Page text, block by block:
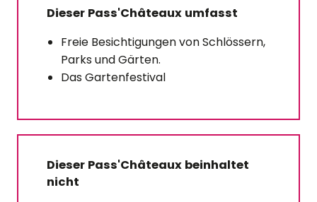
Dieser Pass'Châteaux umfasst
Freie Besichtigungen von Schlössern,
Parks und Gärten.
Das Gartenfestival
Dieser Pass'Châteaux beinhaltet
nicht